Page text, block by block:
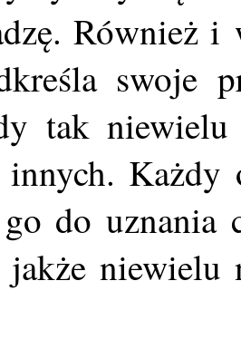
Również i
swoje
tak
innych.
go do
niewielu